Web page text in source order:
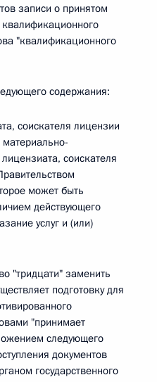
записи о принятом
"квалификационного
содержания:
соискателя лицензии
соискателя
может быть
действующего
услуг и (или)
"тридцати" заменить
подготовку для
"принимает
следующего
документов
государственного